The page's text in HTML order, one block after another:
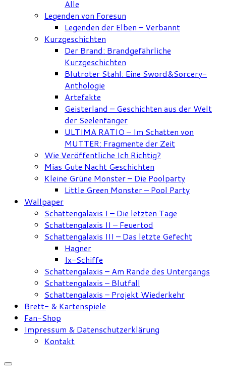
Alle
Legenden von Foresun
Legenden der Elben – Verbannt
Kurzgeschichten
Der Brand: Brandgefährliche
Kurzgeschichten
Blutroter Stahl: Eine Sword&Sorcery-
Anthologie
Artefakte
Geisterland – Geschichten aus der Welt
der Seelenfänger
ULTIMA RATIO – Im Schatten von
MUTTER: Fragmente der Zeit
Wie Veröffentliche Ich Richtig?
Mias Gute Nacht Geschichten
Kleine Grüne Monster – Die Poolparty
Little Green Monster – Pool Party
Wallpaper
Schattengalaxis I – Die letzten Tage
Schattengalaxis II – Feuertod
Schattengalaxis III – Das letzte Gefecht
Hagner
Ix-Schiffe
Schattengalaxis – Am Rande des Untergangs
Schattengalaxis – Blutfall
Schattengalaxis – Projekt Wiederkehr
Brett- & Kartenspiele
Fan-Shop
Impressum & Datenschutzerklärung
Kontakt